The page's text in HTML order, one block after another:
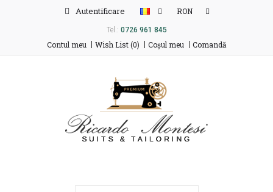
Autentificare RON
Tel.: 0726 961 845
Contul meu Wish List (0) Coşul meu Comandă